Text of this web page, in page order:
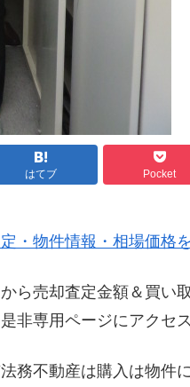
はてブ Pocket
・物件情報・相場価格
ら売却査定金額＆買い
非専用ページにアクセ
務不動産は購入は物件